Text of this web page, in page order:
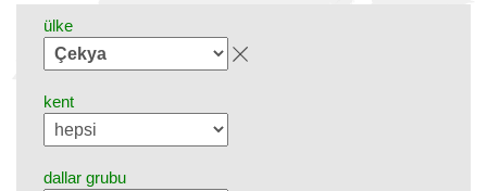
ülke
kent
dallar grubu